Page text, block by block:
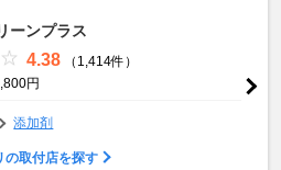
ーンプラス
4.38
（1,414件）
円
添加剤
の取付店を探す